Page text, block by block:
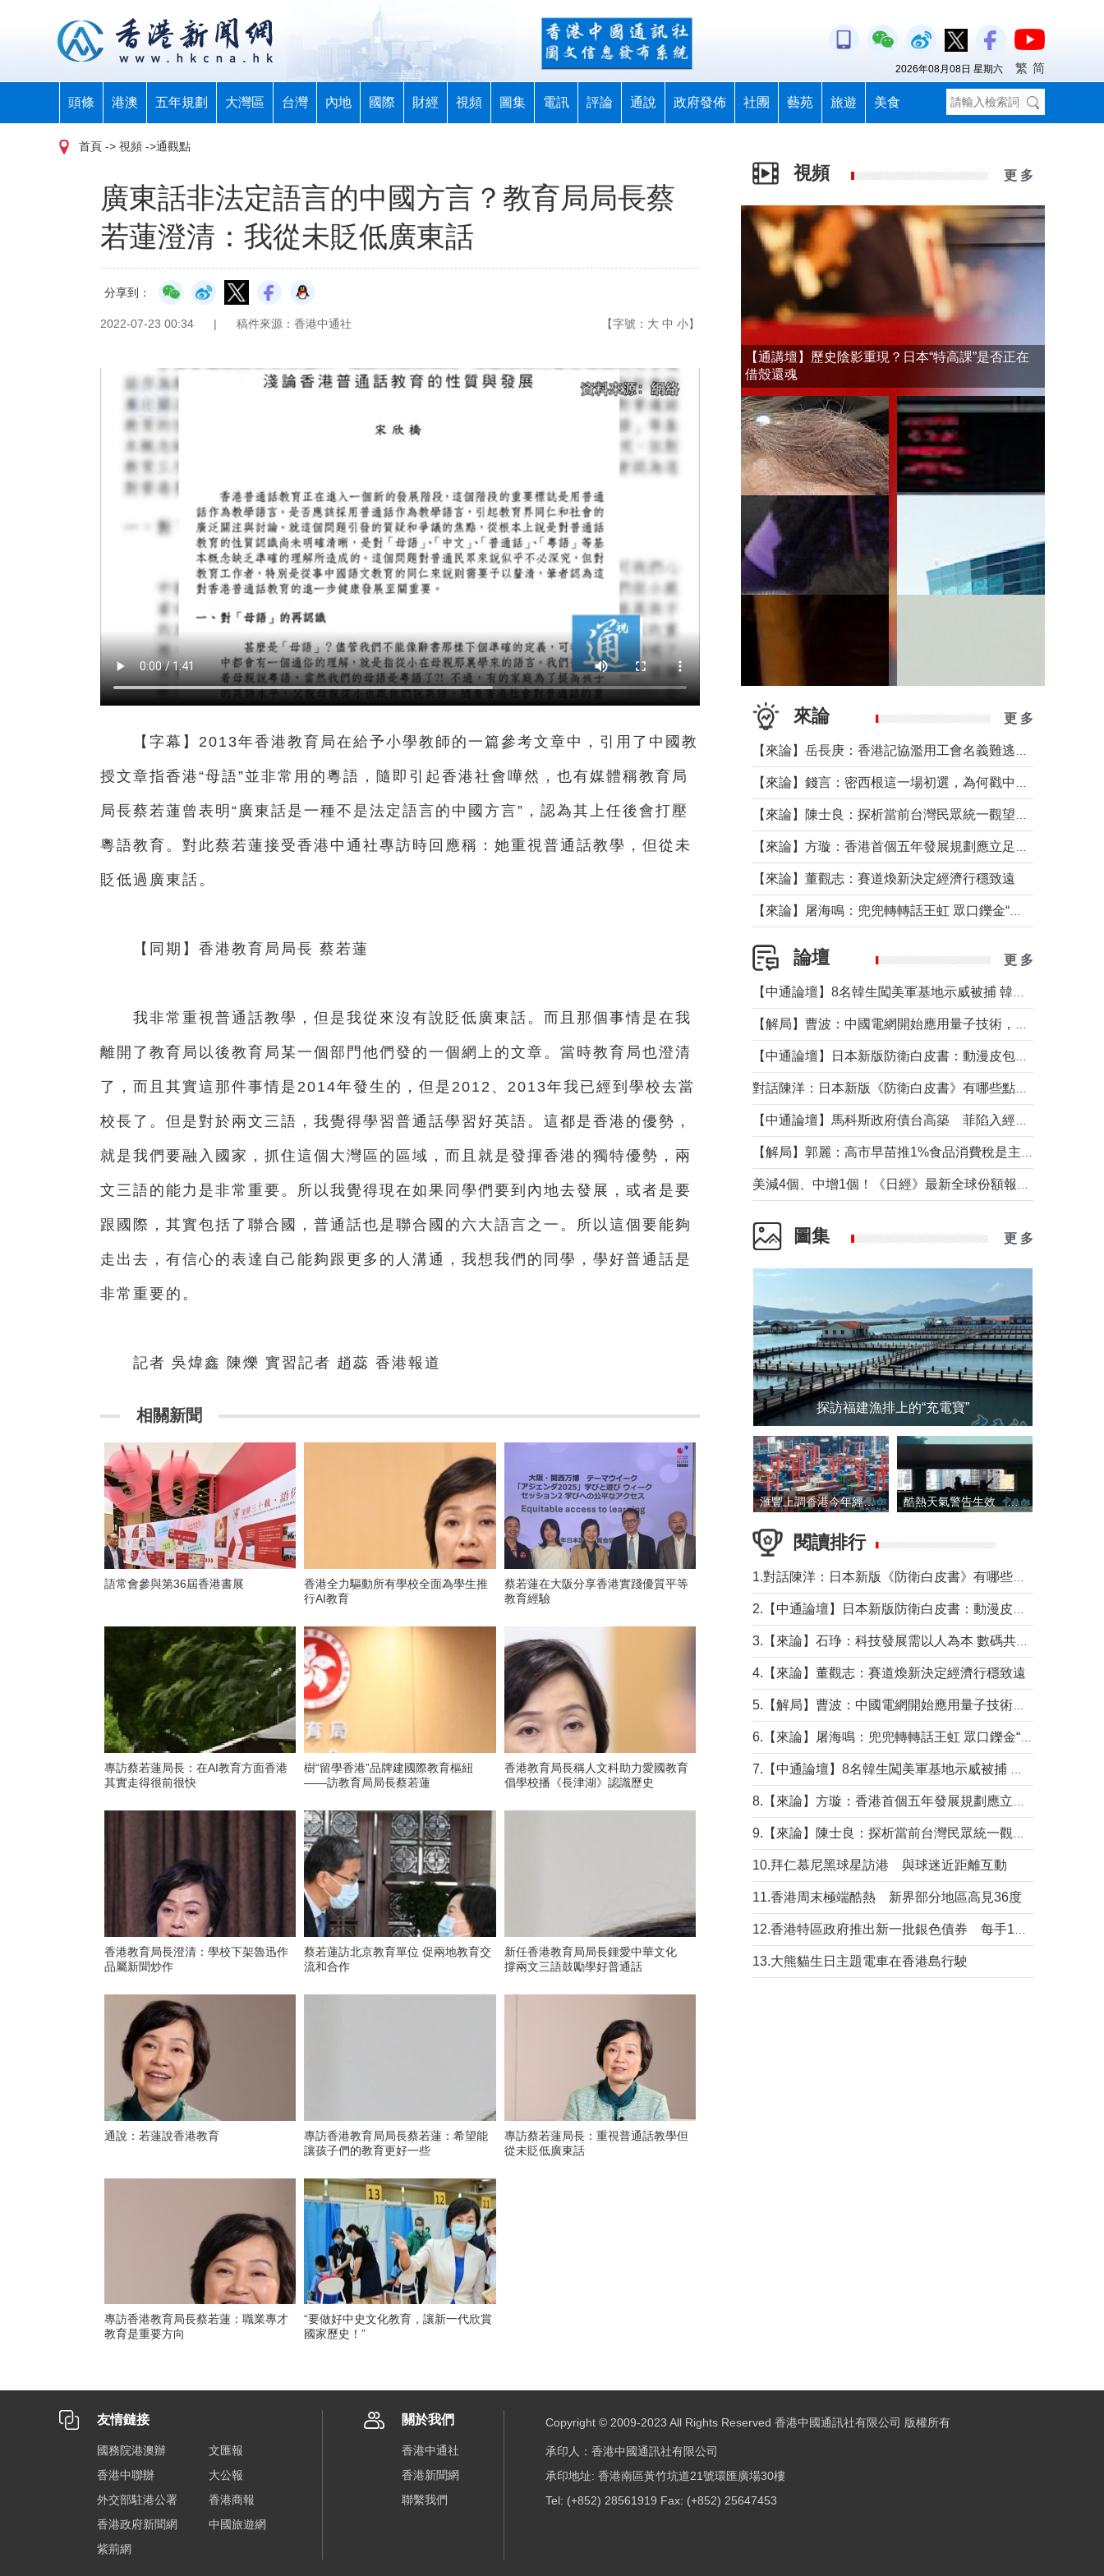
頭條 港澳 五年規劃 大灣區 台灣 內地 國際 財經 視頻 圖集 電訊 評論 通說 政府發佈 社團 藝苑 旅遊 美食
2026年08月08日 星期六 繁 简
首頁 -> 視頻 ->通觀點
廣東話非法定語言的中國方言？教育局局長蔡
若蓮澄清：我從未貶低廣東話
分享到：
2022-07-23 00:34 | 稿件來源：香港中通社 【字號： 大 中 小】
【字幕】2013年香港教育局在給予小學教師的一篇參考文章中，引用了中國教
授文章指香港“母語”並非常用的粵語，隨即引起香港社會嘩然，也有媒體稱教育局
局長蔡若蓮曾表明“廣東話是一種不是法定語言的中國方言”，認為其上任後會打壓
粵語教育。對此蔡若蓮接受香港中通社專訪時回應稱：她重視普通話教學，但從未
貶低過廣東話。
【同期】香港教育局局長 蔡若蓮
我非常重視普通話教學，但是我從來沒有說貶低廣東話。而且那個事情是在我
離開了教育局以後教育局某一個部門他們發的一個網上的文章。當時教育局也澄清
了，而且其實這那件事情是2014年發生的，但是2012、2013年我已經到學校去當
校長了。但是對於兩文三語，我覺得學習普通話學習好英語。這都是香港的優勢，
就是我們要融入國家，抓住這個大灣區的區域，而且就是發揮香港的獨特優勢，兩
文三語的能力是非常重要。所以我覺得現在如果同學們要到內地去發展，或者是要
跟國際，其實包括了聯合國，普通話也是聯合國的六大語言之一。所以這個要能夠
走出去，有信心的表達自己能夠跟更多的人溝通，我想我們的同學，學好普通話是
非常重要的。
記者 吳煒鑫 陳爍 實習記者 趙蕊 香港報道
相關新聞
語常會參與第36屆香港書展
香港全力驅動所有學校全面為學生推
行AI教育
蔡若蓮在大阪分享香港實踐優質平等
教育經驗
專訪蔡若蓮局長：在AI教育方面香港
其實走得很前很快
樹“留學香港”品牌建國際教育樞紐
——訪教育局局長蔡若蓮
香港教育局長稱人文科助力愛國教育
倡學校播《長津湖》認識歷史
香港教育局長澄清：學校下架魯迅作
品屬新聞炒作
蔡若蓮訪北京教育單位 促兩地教育交
流和合作
新任香港教育局局長鍾愛中華文化
撐兩文三語鼓勵學好普通話
通說：若蓮說香港教育
專訪香港教育局局長蔡若蓮：希望能
讓孩子們的教育更好一些
專訪蔡若蓮局長：重視普通話教學但
從未貶低廣東話
專訪香港教育局長蔡若蓮：職業專才
教育是重要方向
“要做好中史文化教育，讓新一代欣賞
國家歷史！”
視頻 更 多
【通講壇】歷史陰影重現？日本“特高課”是否正在
借殼還魂
來論 更 多
【來論】董觀志：賽道煥新決定經濟行穩致遠
論壇 更 多
圖集 更 多
探訪福建漁排上的“充電寶”
滙豐上調香港今年經濟增長預測至4.5% 酷熱天氣警告生效 本港高溫持續至下周
閱讀排行
4.【來論】董觀志：賽道煥新決定經濟行穩致遠
10.拜仁慕尼黑球星訪港 與球迷近距離互動
11.香港周末極端酷熱 新界部分地區高見36度
13.大熊貓生日主題電車在香港島行駛
友情鏈接
國務院港澳辦
文匯報
香港中聯辦
大公報
外交部駐港公署
香港商報
香港政府新聞網
中國旅遊網
紫荊網
關於我們
香港中通社
香港新聞網
聯繫我們
Copyright © 2009-2023 All Rights Reserved 香港中國通訊社有限公司 版權所有
承印人：香港中國通訊社有限公司
承印地址: 香港南區黃竹坑道21號環匯廣場30樓
Tel: (+852) 28561919 Fax: (+852) 25647453